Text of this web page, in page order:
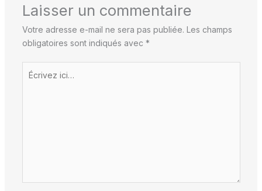
Laisser un commentaire
Votre adresse e-mail ne sera pas publiée. Les champs
obligatoires sont indiqués avec *
Écrivez
ici…